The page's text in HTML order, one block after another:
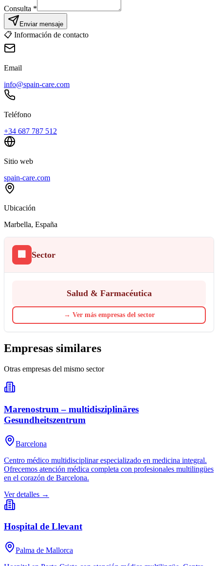
Consulta *
Enviar mensaje
📋 Información de contacto
Email
info@spain-care.com
Teléfono
+34 687 787 512
Sitio web
spain-care.com
Ubicación
Marbella, España
🏢 Sector
Salud & Farmacéutica
→ Ver más empresas del sector
Empresas similares
Otras empresas del mismo sector
Marenostrum – multidisziplinäres
Gesundheitszentrum
Barcelona
Centro médico multidisciplinar especializado en medicina integral.
Ofrecemos atención médica completa con profesionales multilingües
en el corazón de Barcelona.
Ver detalles →
Hospital de Llevant
Palma de Mallorca